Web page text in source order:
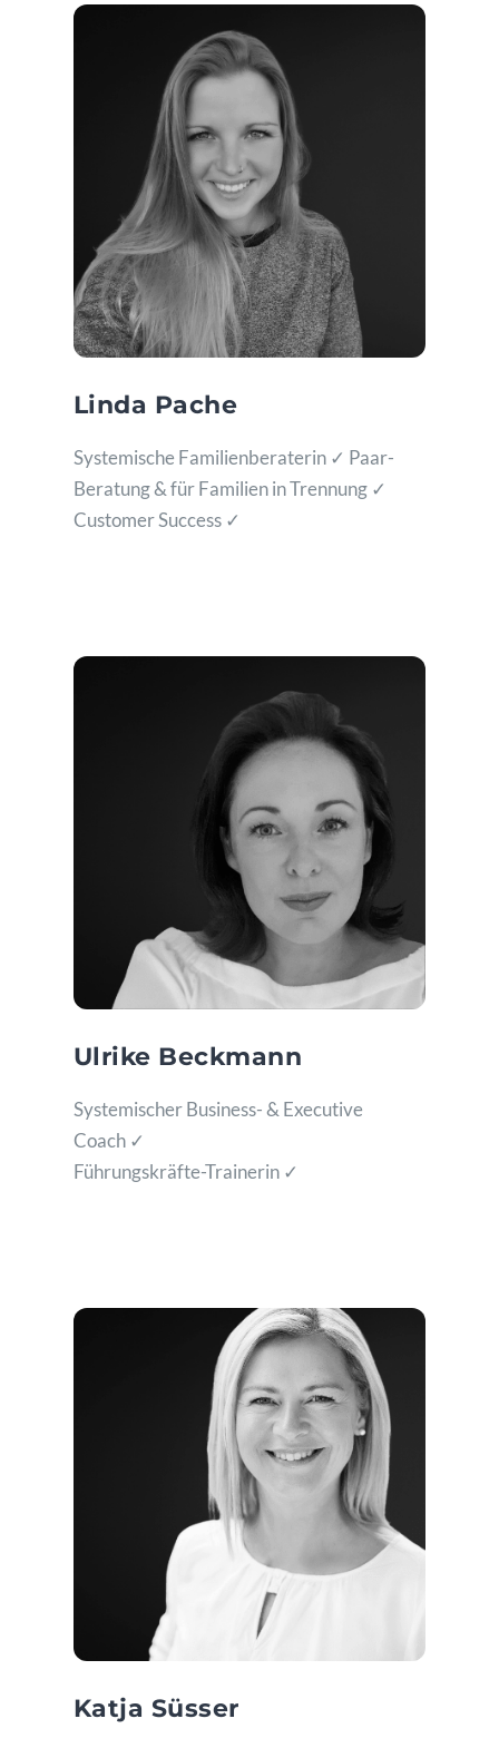
Linda Pache
Systemische Familienberaterin ✓ Paar-
Beratung & für Familien in Trennung ✓
Customer Success ✓
Ulrike Beckmann
Systemischer Business- & Executive
Coach ✓
Führungskräfte-Trainerin ✓
Katja Süsser